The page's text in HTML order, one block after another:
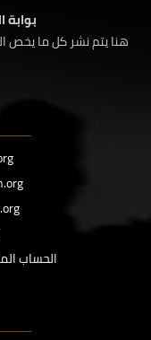
بوابة
هنا يتم نشر كل ما يخص
الحساب